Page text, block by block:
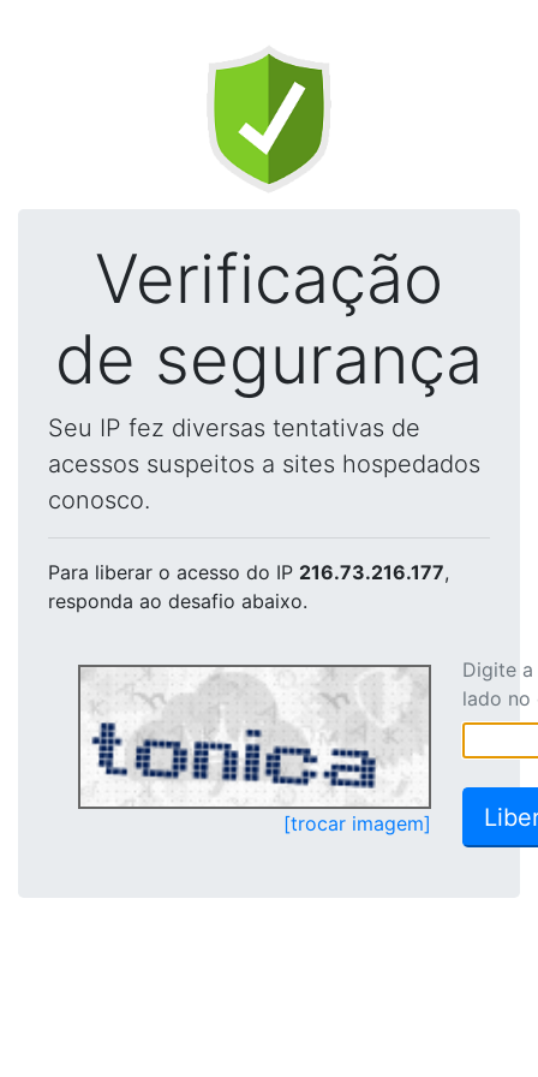
Verificação
de segurança
Seu IP fez diversas tentativas de
acessos suspeitos a sites hospedados
conosco.
Para liberar o acesso do IP 216.73.216.177,
responda ao desafio abaixo.
[trocar imagem]
Digite
lado no